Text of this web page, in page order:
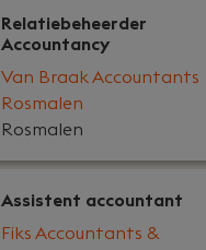
Relatiebeheerder
Accountancy
Van Braak Accountants
Rosmalen
Rosmalen
Assistent accountant
Fiks Accountants &